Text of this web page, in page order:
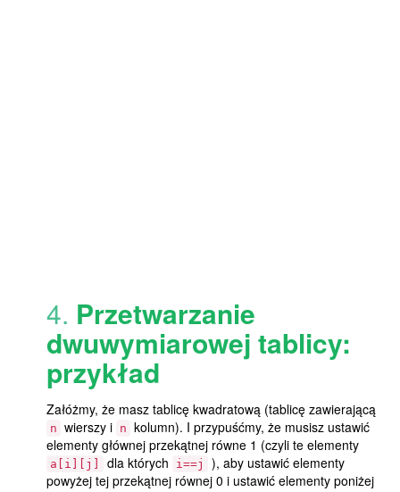
4. Przetwarzanie
dwuwymiarowej tablicy:
przykład
Załóżmy, że masz tablicę kwadratową (tablicę zawierającą
n wierszy i n kolumn). I przypuśćmy, że musisz ustawić
elementy głównej przekątnej równe 1 (czyli te elementy
a[i][j] dla których i==j
), aby ustawić elementy
powyżej tej przekątnej równej 0 i ustawić elementy poniżej